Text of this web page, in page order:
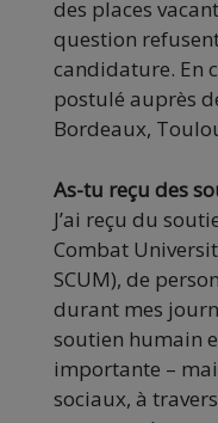
des places
question
candidature. En
postulé auprès
Bordeaux,
As-tu reçu des
J’ai reçu du
Combat
SCUM), de
durant mes
soutien humain
importante –
sociaux, à